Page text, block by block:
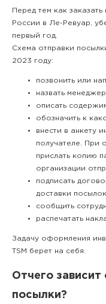
Перед тем как
России в Ле-Ревуар,
первый год.
Схема отправки
2023 году:
позвонить или
назвать
описать
обозначить к
внести в анкету
получателе. При
прислать копию
организации
подписать
доставки
сообщить
распечатать
Задачу оформления
TSM берет на себя.
Отчего зависит
посылки?